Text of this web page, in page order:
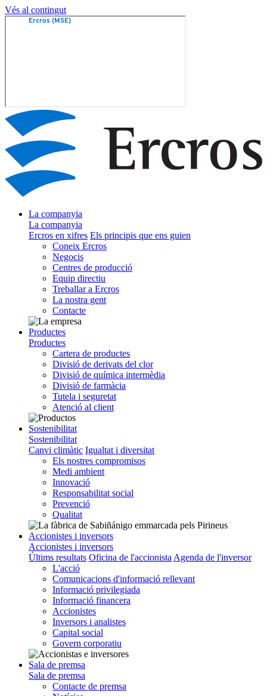
Vés al contingut
La companyia
La companyia
Ercros en xifres Els principis que ens guien
Coneix Ercros
Negocis
Centres de producció
Equip directiu
Treballar a Ercros
La nostra gent
Contacte
Productes
Productes
Cartera de productes
Divisió de derivats del clor
Divisió de química intermèdia
Divisió de farmàcia
Tutela i seguretat
Atenció al client
Sostenibilitat
Sostenibilitat
Canvi climàtic Igualtat i diversitat
Els nostres compromisos
Medi ambient
Innovació
Responsabilitat social
Prevenció
Qualitat
Accionistes i inversors
Accionistes i inversors
Últims resultats Oficina de l'accionista Agenda de l'inversor
L'acció
Comunicacions d'informació rellevant
Informació privilegiada
Informació financera
Accionistes
Inversors i analistes
Capital social
Govern corporatiu
Sala de premsa
Sala de premsa
Contacte de premsa